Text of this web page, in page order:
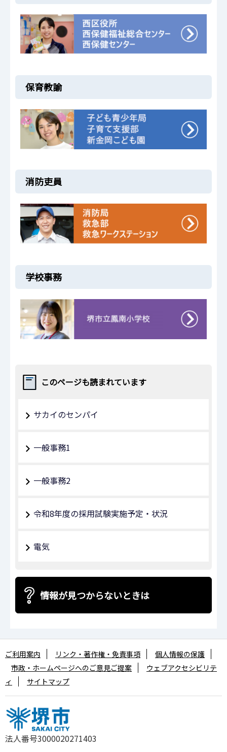
保育教諭
消防吏員
学校事務
このページも読まれています
サカイのセンパイ
一般事務1
一般事務2
令和8年度の採用試験実施予定・状況
電気
情報が見つからないときは
法人番号3000020271403
ご利用案内 リンク・著作権・免責事項
個人情報の保護
市政・ホームページへのご意見ご提案
ウェブアクセシビリテ
ィ
サイトマップ